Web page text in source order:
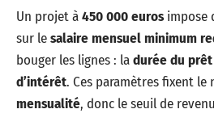
Un projet à450 000 eurosimpose
sur lesalaire mensuel minimum
bouger les lignes : ladurée du
d’intérêt. Ces paramètres fixent le
mensualité, donc le seuil de